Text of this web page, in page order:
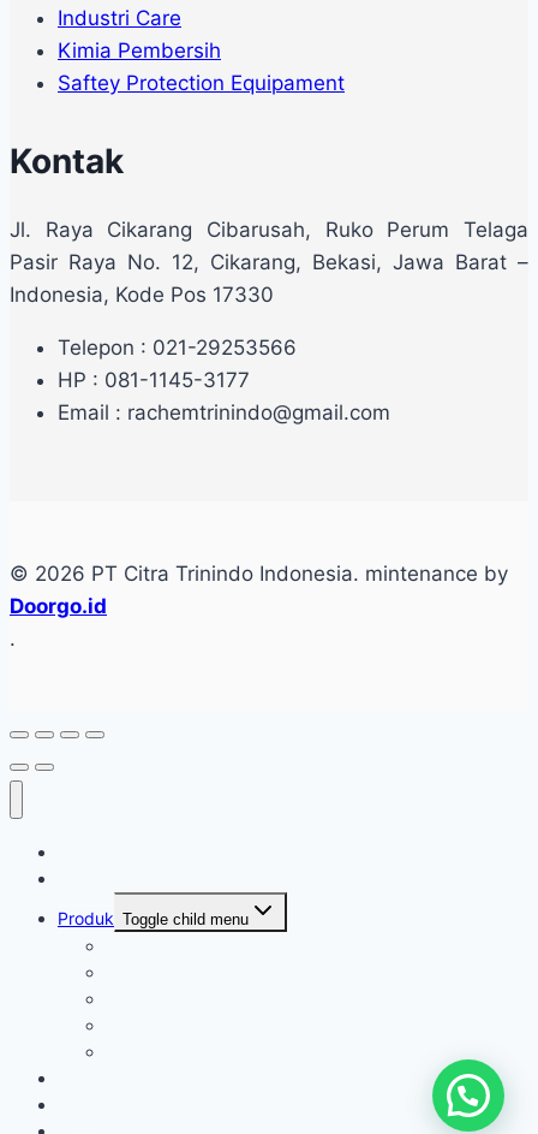
Industri Care
Kimia Pembersih
Saftey Protection Equipament
Kontak
Jl. Raya Cikarang Cibarusah, Ruko Perum Telaga
Pasir Raya No. 12, Cikarang, Bekasi, Jawa Barat –
Indonesia, Kode Pos 17330
Telepon : 021-29253566
HP : 081-1145-3177
Email : rachemtrinindo@gmail.com
© 2026 PT Citra Trinindo Indonesia. mintenance by
Doorgo.id
.
Produk Toggle child menu